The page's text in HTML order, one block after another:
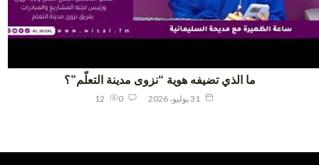
ما الذي تضيفه هوية “نزوى مدينة التعلّم”؟
12